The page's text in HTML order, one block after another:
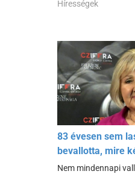
Hírességek
83 évesen sem
bevallotta, mire
Nem mindennapi